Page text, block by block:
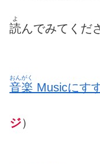
読
よ
んでみてくだ
音楽
おんがく
Musicにす
ジ）